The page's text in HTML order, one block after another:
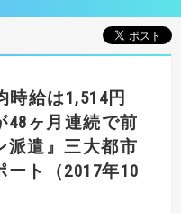
時給は1,514円
48ヶ月連続で前
遣』三大都市
ト（2017年10